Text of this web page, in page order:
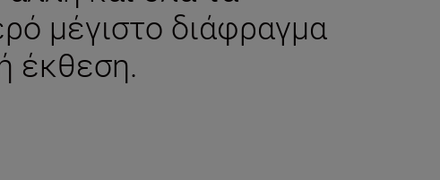
μέγιστο διάφραγμα
έκθεση.